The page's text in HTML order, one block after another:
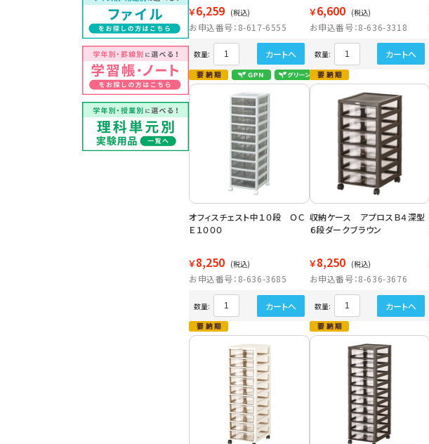
￥6,259 (税込)
お申込番号：8-617-6555
数量: カートへ
￥6,600 (税込)
お申込番号：8-636-3318
数量: カートへ
オフィスチェスト中１０段 ＯＣ
Ｅ１０００
￥8,250 (税込)
お申込番号：8-636-3685
数量: カートへ
収納ケース アプロスＢ４深型
６段ダークブラウン
￥8,250 (税込)
お申込番号：8-636-3676
数量: カートへ